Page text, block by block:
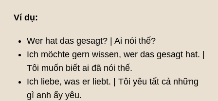
Ví dụ:
Wer hat das gesagt? | Ai nói thế?
Ich möchte gern wissen, wer das gesagt hat. |
Tôi muốn biết ai đã nói thế.
Ich liebe, was er liebt. | Tôi yêu tất cả những
gì anh ấy yêu.